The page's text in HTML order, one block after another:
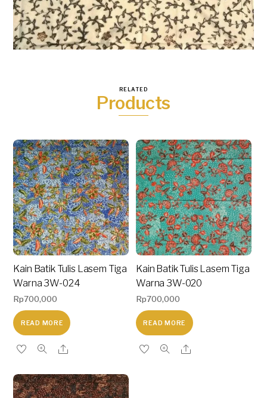
RELATED
Products
Kain Batik Tulis Lasem Tiga
Warna 3W-024
Rp700,000
READ MORE
Kain Batik Tulis Lasem Tiga
Warna 3W-020
Rp700,000
READ MORE